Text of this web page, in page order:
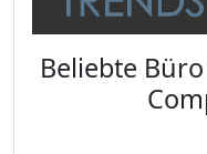
Beliebte